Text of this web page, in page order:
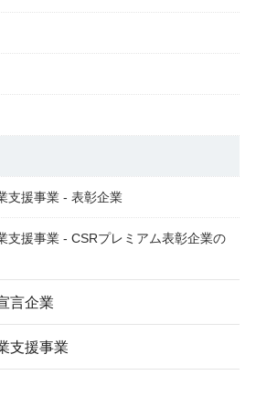
支援事業 - 表彰企業
支援事業 - CSRプレミアム表彰企業の
言企業
支援事業